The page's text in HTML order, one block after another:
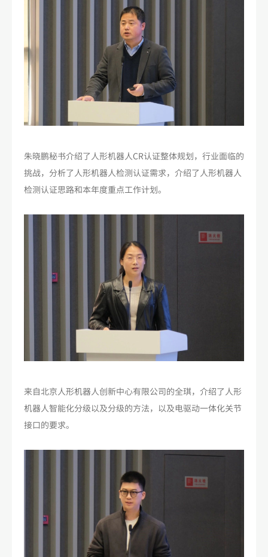
朱晓鹏秘书介绍了人形机器人CR认证整体规划，行业面临的
挑战，分析了人形机器人检测认证需求，介绍了人形机器人
检测认证思路和本年度重点工作计划。
来自北京人形机器人创新中心有限公司的全琪，介绍了人形
机器人智能化分级以及分级的方法，以及电驱动一体化关节
接口的要求。